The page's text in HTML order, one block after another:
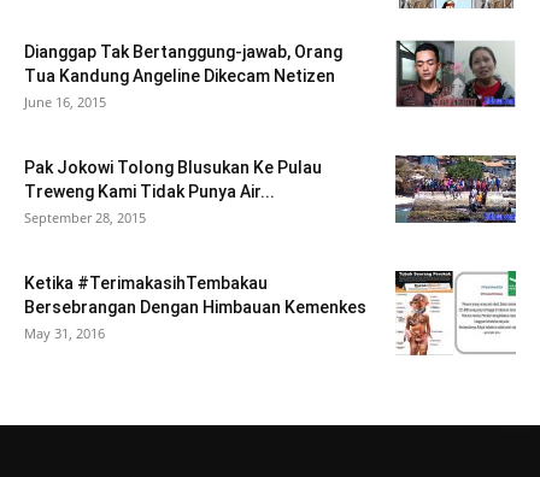
Dianggap Tak Bertanggung-jawab, Orang
Tua Kandung Angeline Dikecam Netizen
June 16, 2015
Pak Jokowi Tolong Blusukan Ke Pulau
Treweng Kami Tidak Punya Air...
September 28, 2015
Ketika #TerimakasihTembakau
Bersebrangan Dengan Himbauan Kemenkes
May 31, 2016